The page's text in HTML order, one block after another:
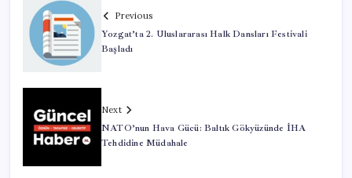
Previous
Yozgat’ta 2. Uluslararası Halk Dansları Festivali
Başladı
Next
NATO’nun Hava Gücü: Baltık Gökyüzünde İHA
Tehdidine Müdahale